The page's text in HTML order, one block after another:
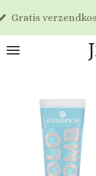
Ga
de
boven de